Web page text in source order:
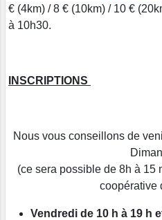
€ (4km) / 8 € (10km) / 10 €
à 10h30.
INSCRIPTIONS
Nous vous conseillons de
(ce sera possible de 8h à 15
coopérative
Vendredi de 10 h à 19 h